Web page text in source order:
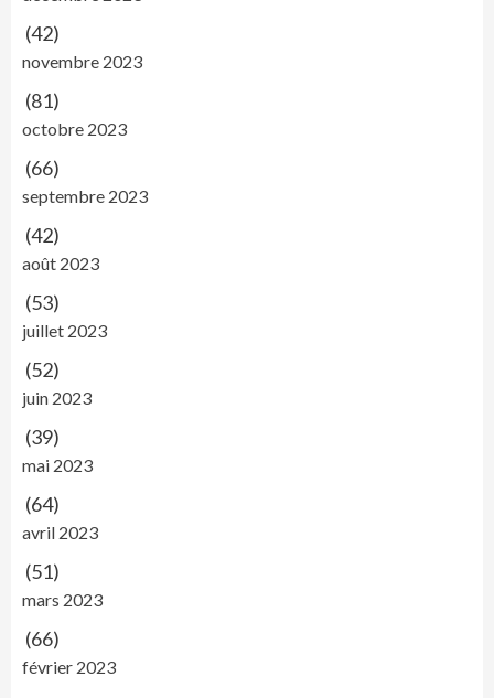
(42)
novembre 2023
(81)
octobre 2023
(66)
septembre 2023
(42)
août 2023
(53)
juillet 2023
(52)
juin 2023
(39)
mai 2023
(64)
avril 2023
(51)
mars 2023
(66)
février 2023